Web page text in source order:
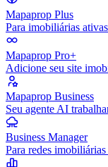
Mapaprop Plus
Para imobiliárias
Mapaprop Pro+
Adicione seu site
Mapaprop Business
Seu agente AI
Business Manager
Para redes